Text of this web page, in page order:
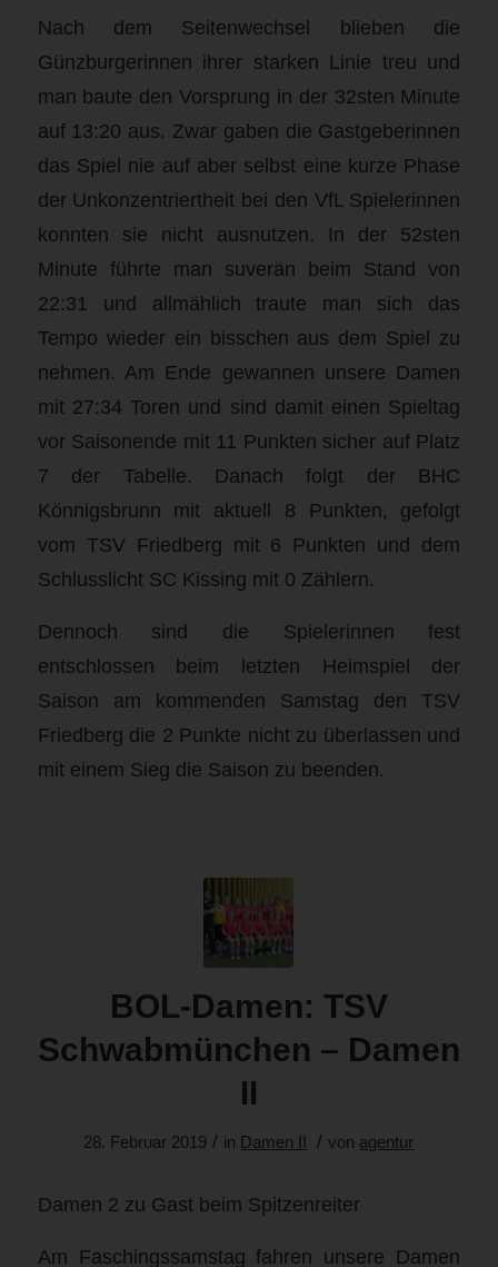
Nach dem Seitenwechsel blieben die
Günzburgerinnen ihrer starken Linie treu und
man baute den Vorsprung in der 32sten Minute
auf 13:20 aus. Zwar gaben die Gastgeberinnen
das Spiel nie auf aber selbst eine kurze Phase
der Unkonzentriertheit bei den VfL Spielerinnen
konnten sie nicht ausnutzen. In der 52sten
Minute führte man suverän beim Stand von
22:31 und allmählich traute man sich das
Tempo wieder ein bisschen aus dem Spiel zu
nehmen. Am Ende gewannen unsere Damen
mit 27:34 Toren und sind damit einen Spieltag
vor Saisonende mit 11 Punkten sicher auf Platz
7 der Tabelle. Danach folgt der BHC
Könnigsbrunn mit aktuell 8 Punkten, gefolgt
vom TSV Friedberg mit 6 Punkten und dem
Schlusslicht SC Kissing mit 0 Zählern.
Dennoch sind die Spielerinnen fest
entschlossen beim letzten Heimspiel der
Saison am kommenden Samstag den TSV
Friedberg die 2 Punkte nicht zu überlassen und
mit einem Sieg die Saison zu beenden.
BOL-Damen: TSV
Schwabmünchen – Damen
II
28. Februar 2019 / in Damen II / von agentur
Damen 2 zu Gast beim Spitzenreiter
Am Faschingssamstag fahren unsere Damen